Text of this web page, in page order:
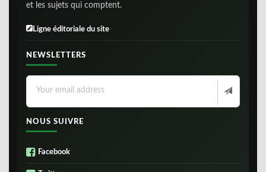
et les sujets qui comptent.
Ligne éditoriale du site
NEWSLETTERS
NOUS SUIVRE
Facebook